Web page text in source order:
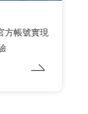
近100%旅